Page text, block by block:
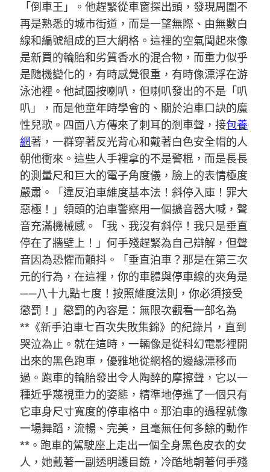
「倒車王」。他趕緊從車窗探出頭，發現周圍不
再是熟悉的城市街道，而是一望無際、由無數白
線和編號組成的巨大網格。這裡的空氣聞起來像
是新買的輪胎和劣質香水的混合物，而重力似乎
是隨機變化的，有時感覺很重，有時像漂浮在游
泳池裡。他試圖按喇叭，但喇叭發出的不是「叭
叭」，而是他童年時學會的、關於泊車口訣的魔
性兒歌。四面八方傳來了刺耳的剎車聲，接包養
網著，一群穿著反光背心和戴著白色安全帽的人
朝他衝來。這些人手裡拿的不是警棍，而是長長
的測量尺和巨大的電子角度儀，臉上的表情極度
嚴肅。「違反泊車維度基本法！斜停入庫！罪大
惡極！」領頭的泊車警察用一個擴音器大喊，聲
音充滿機械感。「我、我沒有斜停！我只是垂直
停在了牆壁上！」何手殘趕緊為自己辯解，但聲
音因為恐懼而顫抖。「垂直泊車？那是在第三次
元的行為，在這裡，你的車體與停車線的夾角是
——八十九點七度！按照維度法則，你必須接受
懲罰！」懲罰的內容是：無限次觀看一部名為
**《新手泊車七百次失敗集錦》的紀錄片，直到
哭泣為止。就在這時，一輛像是從科幻電影裡開
出來的黑色跑車，優雅地從網格的邊緣漂移而
過。跑車的輪胎發出令人陶醉的摩擦聲，它以一
種近乎蔑視重力的姿態，精準地停進了一個只有
它車身尺寸寬度的停車格中。那泊車的過程就像
一場舞蹈，流暢、完美，且毫無任何多餘的動作
**。跑車的駕駛座上走出一個全身黑色皮衣的女
人，她戴著一副透明護目鏡，冷酷地朝著何手殘